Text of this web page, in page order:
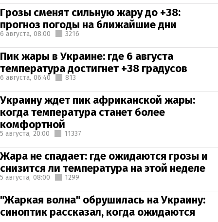
Грозы сменят сильную жару до +38:
прогноз погоды на ближайшие дни
6 августа, 08:00 3216
Пик жары в Украине: где 6 августа
температура достигнет +38 градусов
6 августа, 06:40 813
Украину ждет пик африканской жары:
когда температура станет более
комфортной
5 августа, 20:00 11337
Жара не спадает: где ожидаются грозы и
снизится ли температура на этой неделе
5 августа, 08:00 1299
"Жаркая волна" обрушилась на Украину:
синоптик рассказал, когда ожидаются